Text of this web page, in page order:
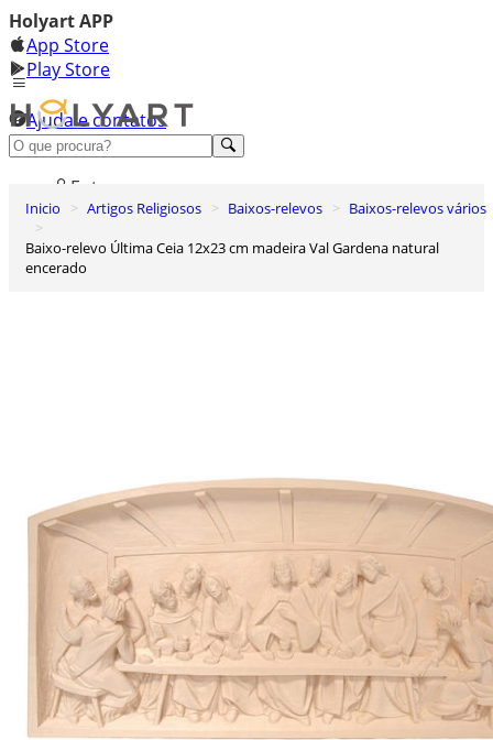
Holyart APP
App Store
Play Store
Ajuda e contatos
Conheça premium
Entrar
Lista de Desejos
0
Carrinho de Compras
Inicio Artigos Religiosos Baixos-relevos
Baixos-relevos vários
Baixo-relevo Última Ceia 12x23 cm madeira Val Gardena natural
encerado